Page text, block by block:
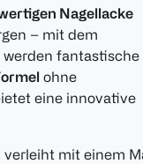
Nagellacke
– mit dem
fantastische
ohne
eine innovative
verleiht mit einem